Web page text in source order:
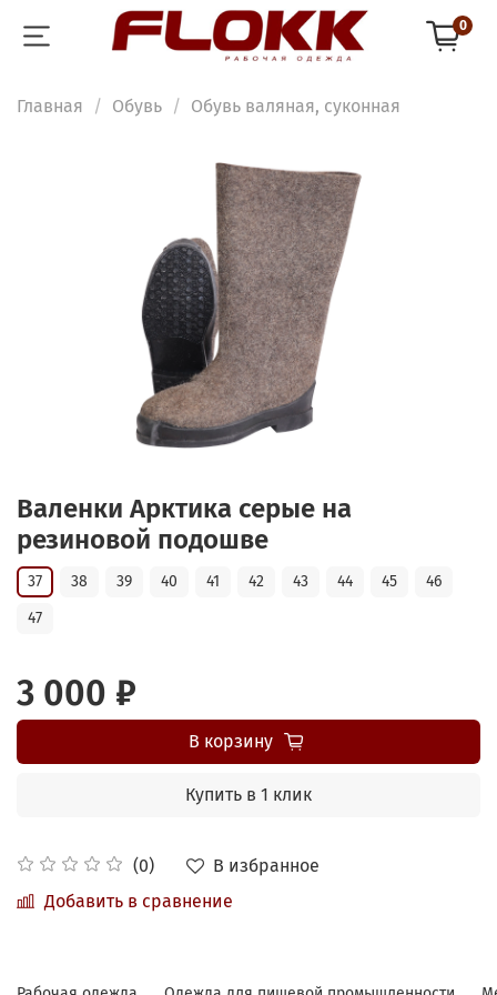
0
Главная Обувь Обувь валяная, суконная
Валенки Арктика серые на
резиновой подошве
(0)
В избранное
Добавить в сравнение
37 38 39 40 41 42 43 44 45
46
47
3 000 ₽
В корзину
Купить в 1 клик